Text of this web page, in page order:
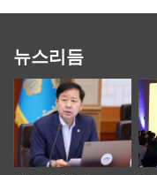
뉴스리듬